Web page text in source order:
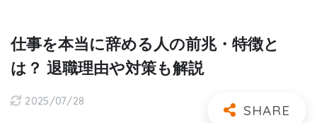
仕事を本当に辞める人の前兆・特徴と
は？ 退職理由や対策も解説
2025/07/28